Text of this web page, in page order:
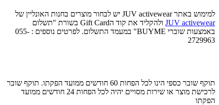
למימוש באתר JUV activewear יש לבחור מוצרים בחנות האונליין של
JUV activewear
ולהקליד את קוד הGift Card בשורת "תשלום
באמצעות שוברי BUYME" במעמד התשלום. לפרטים נוספים : 055-
2729963
תוקף שובר כספי הינו לכל הפחות 60 חודשים ממועד הפקתו. תוקף שובר
לרכישת מוצר או שירות מסויים יהיה לכל הפחות 24 חודשים ממועד
הפקתו